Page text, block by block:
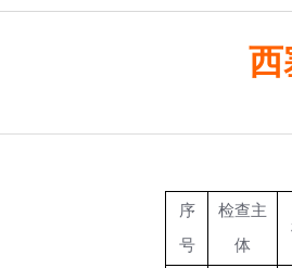
西
序
号
检查主
体